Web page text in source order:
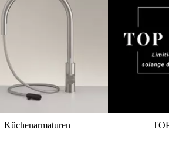
Küchenarmaturen